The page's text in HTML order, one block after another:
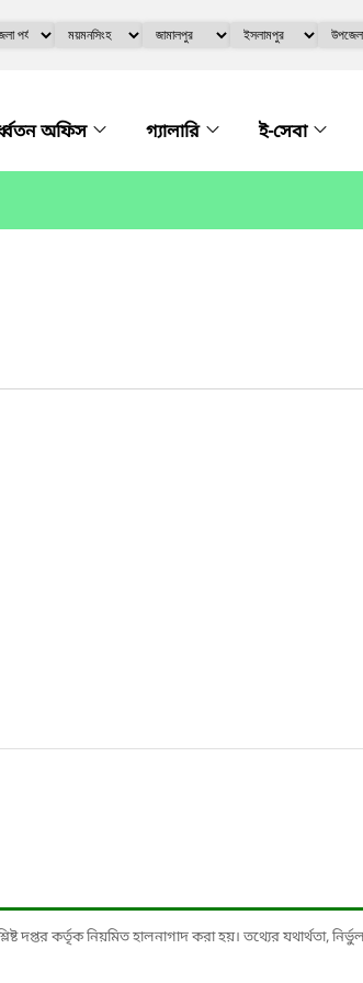
অফিস গ্যালারি ই-সেবা
দপ্তর কর্তৃক নিয়মিত হালনাগাদ করা হয়। তথ্যের যথার্থতা,